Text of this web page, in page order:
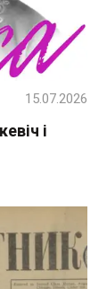
і
15.07.2026